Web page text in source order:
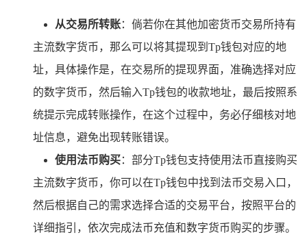
从交易所转账：倘若你在其他加密货币交易所持有
主流数字货币，那么可以将其提现到Tp钱包对应的地
址，具体操作是，在交易所的提现界面，准确选择对应
的数字货币，然后输入Tp钱包的收款地址，最后按照系
统提示完成转账操作，在这个过程中，务必仔细核对地
址信息，避免出现转账错误。
使用法币购买：部分Tp钱包支持使用法币直接购买
主流数字货币，你可以在Tp钱包中找到法币交易入口，
然后根据自己的需求选择合适的交易平台，按照平台的
详细指引，依次完成法币充值和数字货币购买的步骤。